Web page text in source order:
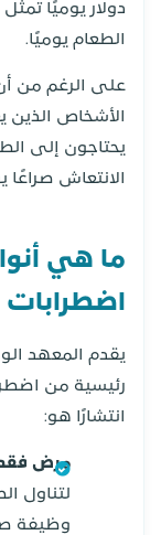
دولار يوميًا
الطعام يوميًا.
على الرغم من أن
الأشخاص الذين
يحتاجون إلى
الانتعاش صراعًا
ما هي
اضطرابات
يقدم المعهد
رئيسية من
انتشارًا هو:
مرض
لتناول
وظيفة